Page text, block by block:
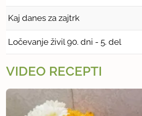
Kaj danes za zajtrk
Ločevanje živil 90. dni - 5. del
VIDEO RECEPTI